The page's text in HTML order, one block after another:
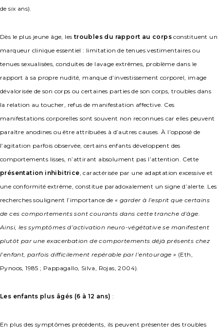
de six ans).
Dès le plus jeune âge, les troubles du rapport au corps constituent un
marqueur clinique essentiel : limitation de tenues vestimentaires ou
tenues sexualisées, conduites de lavage extrêmes, problème dans le
rapport à sa propre nudité, manque d’investissement corporel, image
dévalorisée de son corps ou certaines parties de son corps, troubles dans
la relation au toucher, refus de manifestation affective. Ces
manifestations corporelles sont souvent non reconnues car elles peuvent
paraître anodines ou être attribuées à d’autres causes. À l’opposé de
l’agitation parfois observée, certains enfants développent des
comportements lisses, n’attirant absolument pas l’attention. Cette
présentation inhibitrice, caractérisée par une adaptation excessive et
une conformité extrême, constitue paradoxalement un signe d’alerte. Les
recherches soulignent l’importance de« garder à l’esprit que certains
de ces comportements sont courants dans cette tranche d’âge.
Ainsi, les symptômes d’activation neuro-végétative se manifestent
plutôt par une exacerbation de comportements déjà présents chez
l’enfant, parfois difficilement repérable par l’entourage » (Eth,
Pynoos, 1985 ; Pappagallo, Silva, Rojas, 2004).
Les enfants plus âgés (6 à 12 ans) :
En plus des symptômes précédents, ils peuvent présenter des troubles